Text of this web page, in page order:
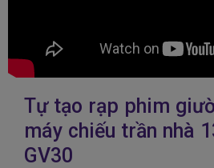
Tự tạo rạp phim
máy chiếu trần nhà
GV30